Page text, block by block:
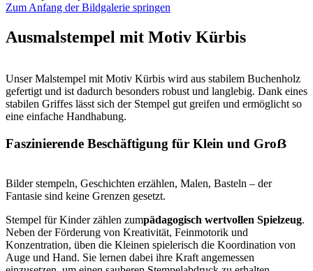
Zum Anfang der Bildgalerie springen
Ausmalstempel mit Motiv Kürbis
Unser Malstempel mit Motiv Kürbis wird aus stabilem Buchenholz
gefertigt und ist dadurch besonders robust und langlebig. Dank eines
stabilen Griffes lässt sich der Stempel gut greifen und ermöglicht so
eine einfache Handhabung.
Faszinierende Beschäftigung für Klein und Groẞ
Bilder stempeln, Geschichten erzählen, Malen, Basteln – der
Fantasie sind keine Grenzen gesetzt.
Stempel für Kinder zählen zumpädagogisch wertvollen Spielzeug.
Neben der Förderung von Kreativität, Feinmotorik und
Konzentration, üben die Kleinen spielerisch die Koordination von
Auge und Hand. Sie lernen dabei ihre Kraft angemessen